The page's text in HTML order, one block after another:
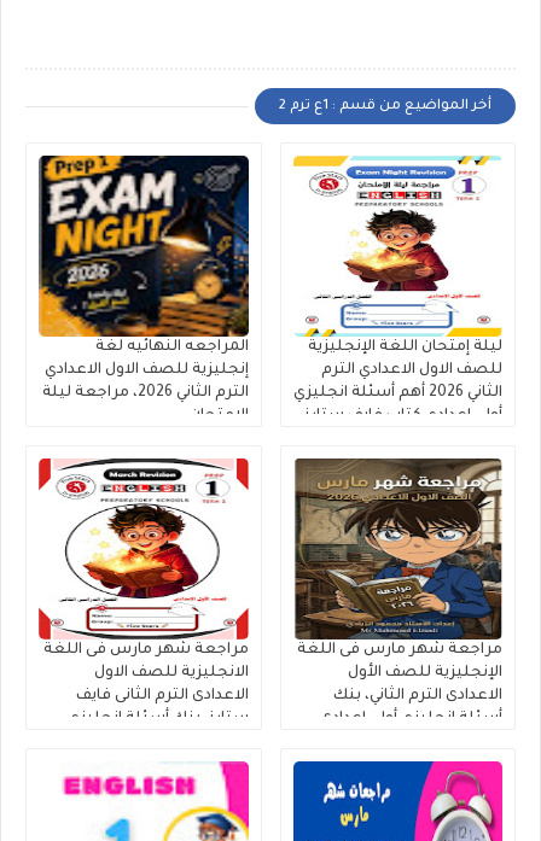
أخر المواضيع من قسم : 1ع ترم 2
ليلة إمتحان اللغة الإنجليزية
للصف الاول الاعدادي الترم
الثاني 2026 أهم أسئلة انجليزي
أولى اعدادي كتاب فايف ستارز
المراجعه النهائيه لغة
إنجليزية للصف الاول الاعدادي
الترم الثاني 2026، مراجعة ليلة
الامتحان
مراجعة شهر مارس فى اللغة
الإنجليزية للصف الأول
الاعدادى الترم الثاني، بنك
أسئلة إنجليزي أولى إعدادى
محمود الزيادى
مراجعة شهر مارس فى اللغة
الانجليزية للصف الاول
الاعدادى الترم الثانى فايف
ستارز، بنك أسئلة إنجليزي
ثلاث وحدات